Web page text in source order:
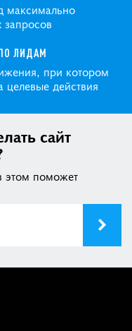
максимально
ЛИДАМ
при котором
целевые действия
сайт
этом поможет